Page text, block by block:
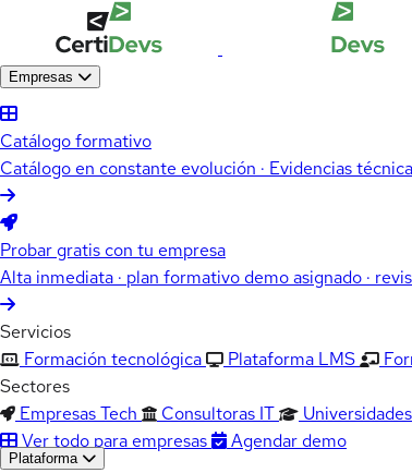
Empresas
Catálogo formativo
Catálogo en constante evolución · Evidencias
Probar gratis con tu empresa
Alta inmediata · plan formativo demo asignado ·
Servicios
Formación tecnológica
Plataforma LMS
Sectores
Empresas Tech
Consultoras IT
Ver todo para empresas
Agendar demo
Plataforma